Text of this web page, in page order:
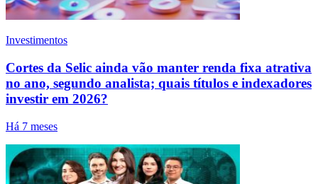
Investimentos
Cortes da Selic ainda vão manter renda fixa atrativa
no ano, segundo analista; quais títulos e indexadores
investir em 2026?
Há 7 meses